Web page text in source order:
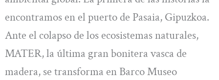
encontramos en el puerto de Pasaia, Gipuzkoa.
Ante el colapso de los ecosistemas naturales,
MATER, la última gran bonitera vasca de
madera, se transforma en Barco Museo